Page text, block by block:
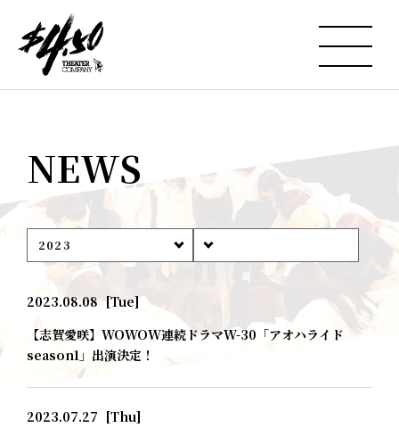
NEWS
2023
2023.08.08 [Tue]
【志賀愛咲】WOWOW連続ドラマW-30「アオハライド
season1」出演決定！
2023.07.27 [Thu]